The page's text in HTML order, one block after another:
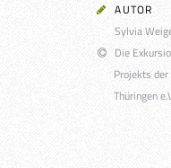
AUTOR
Sylvia
Die
Projekts
Thüringen